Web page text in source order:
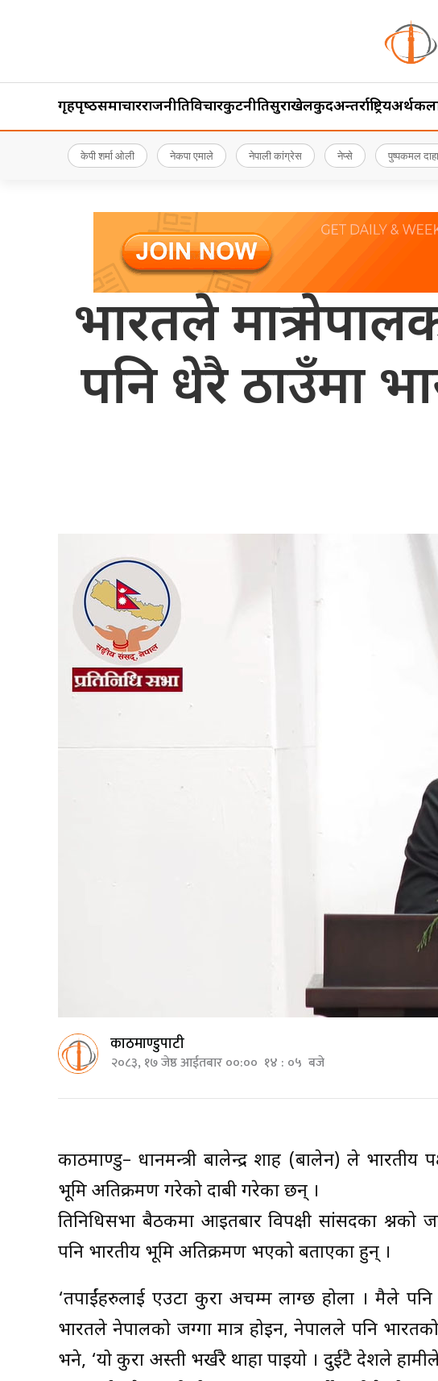
गृहपृष्‍ठसमाचारराजनीतिविचारकुटनीतिसुरक्षाखेलकुदअन्तर्राष्ट्रियअर्थ
केपी शर्मा ओली नेकपा एमाले नेपाली कांग्रेस नेप्से पुष्पकमल
भारतले मात्र
पनि धेरै ठाउँमा
काठमाण्डुपाटी
२०८३, १७ जेष्ठ आईतबार ००:०० १४ : ०५ बजे
काठमाण्डु– प्रधानमन्त्री बालेन्द्र शाह (बालेन) ले
भूमि अतिक्रमण गरेको दाबी गरेका छन् ।
प्रतिनिधिसभा बैठकमा आइतबार विपक्षी सांसदका
पनि भारतीय भूमि अतिक्रमण भएको बताएका हुन् ।
‘तपाईंहरुलाई एउटा कुरा अचम्म लाग्छ होला । मैले पनि
भारतले नेपालको जग्गा मात्र होइन, नेपालले पनि
भने, ‘यो कुरा अस्ती भर्खरै थाहा पाइयो । दुईटै देशले